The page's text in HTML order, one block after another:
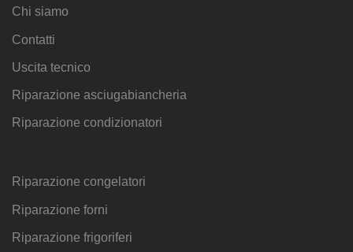
Chi siamo
Contatti
Uscita tecnico
Riparazione asciugabiancheria
Riparazione condizionatori
Riparazione congelatori
Riparazione forni
Riparazione frigoriferi